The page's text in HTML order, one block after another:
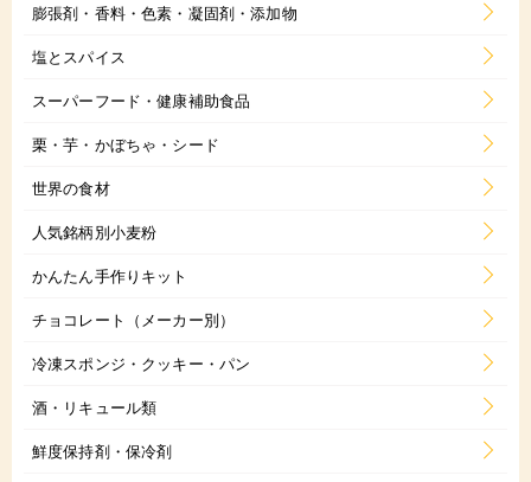
膨張剤・香料・色素・凝固剤・添加物
塩とスパイス
スーパーフード・健康補助食品
栗・芋・かぼちゃ・シード
世界の食材
人気銘柄別小麦粉
かんたん手作りキット
チョコレート（メーカー別）
冷凍スポンジ・クッキー・パン
酒・リキュール類
鮮度保持剤・保冷剤